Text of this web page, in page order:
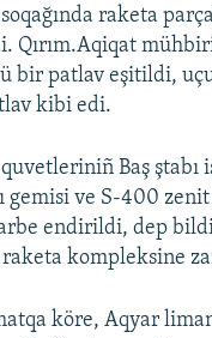
raketa
Qırım.Aqiqat
bir patlav eşitildi,
kibi edi.
quvetleriniñ Baş ştabı
gemisi ve S-400
endirildi, dep
kompleksine
köre, Aqyar